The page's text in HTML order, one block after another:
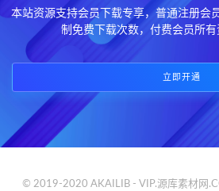
本站资源支持会员下载专享，普通注册会
制免费下载次数，付费会员所
立即开通
© 2019-2020 AKAILIB - VIP.源库素材网